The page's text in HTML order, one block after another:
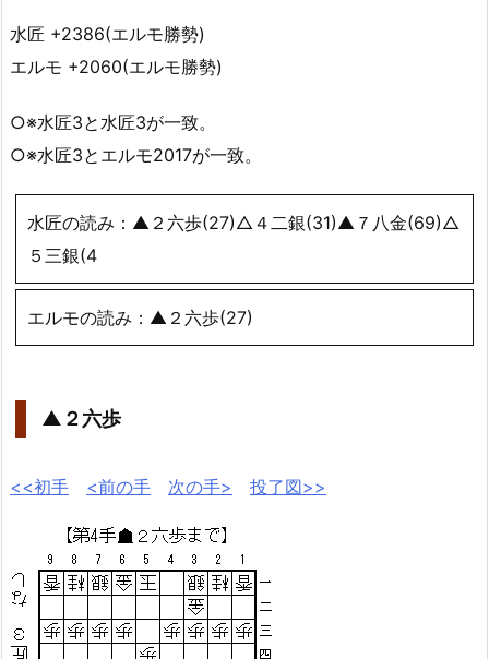
水匠 +2386(エルモ勝勢)
エルモ +2060(エルモ勝勢)
○※水匠3と水匠3が一致。
○※水匠3とエルモ2017が一致。
水匠の読み：▲２六歩(27)△４二銀(31)▲７八金(69)△
５三銀(4
エルモの読み：▲２六歩(27)
▲２六歩
<<初手 <前の手 次の手> 投了図>>